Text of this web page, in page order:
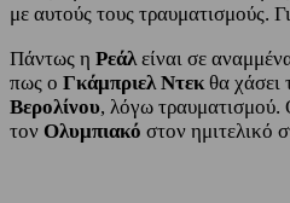
με αυτούς τους τραυματισμούς.
Πάντως η Ρεάλείναι σε
πως ο Γκάμπριελ Ντεκθα χάσει
Βερολίνου, λόγω τραυματισμού.
τον Ολυμπιακό στον ημιτελικό